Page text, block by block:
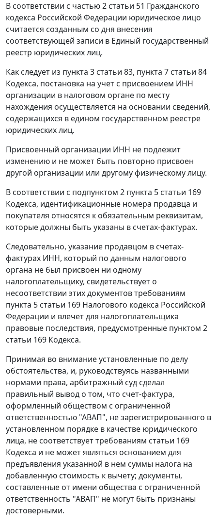
В соответствии с частью 2 статьи 51 Гражданского
кодекса Российской Федерации юридическое лицо
считается созданным со дня внесения
соответствующей записи в Единый государственный
реестр юридических лиц.
Как следует из пункта 3 статьи 83, пункта 7 статьи 84
Кодекса, постановка на учет с присвоением ИНН
организации в налоговом органе по месту
нахождения осуществляется на основании сведений,
содержащихся в едином государственном реестре
юридических лиц.
Присвоенный организации ИНН не подлежит
изменению и не может быть повторно присвоен
другой организации или другому физическому лицу.
В соответствии с подпунктом 2 пункта 5 статьи 169
Кодекса, идентификационные номера продавца и
покупателя относятся к обязательным реквизитам,
которые должны быть указаны в счетах-фактурах.
Следовательно, указание продавцом в счетах-
фактурах ИНН, который по данным налогового
органа не был присвоен ни одному
налогоплательщику, свидетельствует о
несоответствии этих документов требованиям
пункта 5 статьи 169 Налогового кодекса Российской
Федерации и влечет для налогоплательщика
правовые последствия, предусмотренные пунктом 2
статьи 169 Кодекса.
Принимая во внимание установленные по делу
обстоятельства, и, руководствуясь названными
нормами права, арбитражный суд сделал
правильный вывод о том, что счет-фактура,
оформленный обществом с ограниченной
ответственностью "АВАП", не зарегистрированного в
установленном порядке в качестве юридического
лица, не соответствует требованиям статьи 169
Кодекса и не может являться основанием для
предъявления указанной в нем суммы налога на
добавленную стоимость к вычету; документы,
составленные от имени общества с ограниченной
ответственность "АВАП" не могут быть признаны
достоверными.